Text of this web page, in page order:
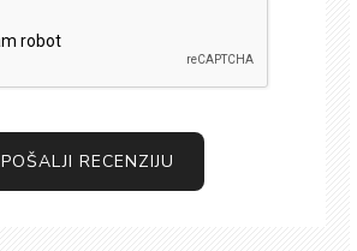
POŠALJI RECENZIJU